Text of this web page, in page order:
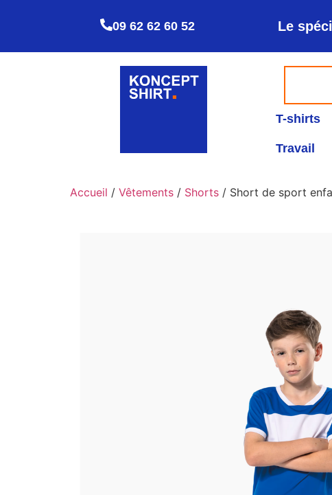
09 62 62 60 52 Le
T-shirts
Travail
Accueil / Vêtements / Shorts / Short de sport